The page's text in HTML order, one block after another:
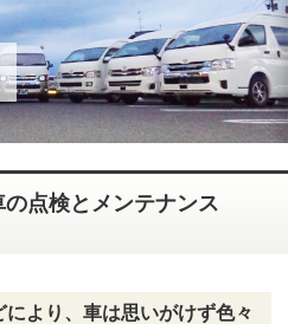
けします。
点検とメンテナンス
より、車は思いがけず色々